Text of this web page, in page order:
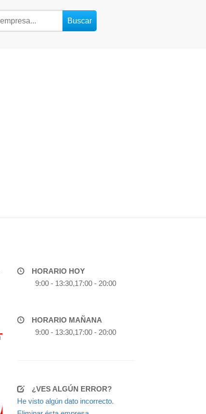
HORARIO HOY
9:00 - 13:30,17:00 - 20:00
HORARIO MAÑANA
9:00 - 13:30,17:00 - 20:00
¿VES ALGÚN ERROR?
He visto algún dato incorrecto.